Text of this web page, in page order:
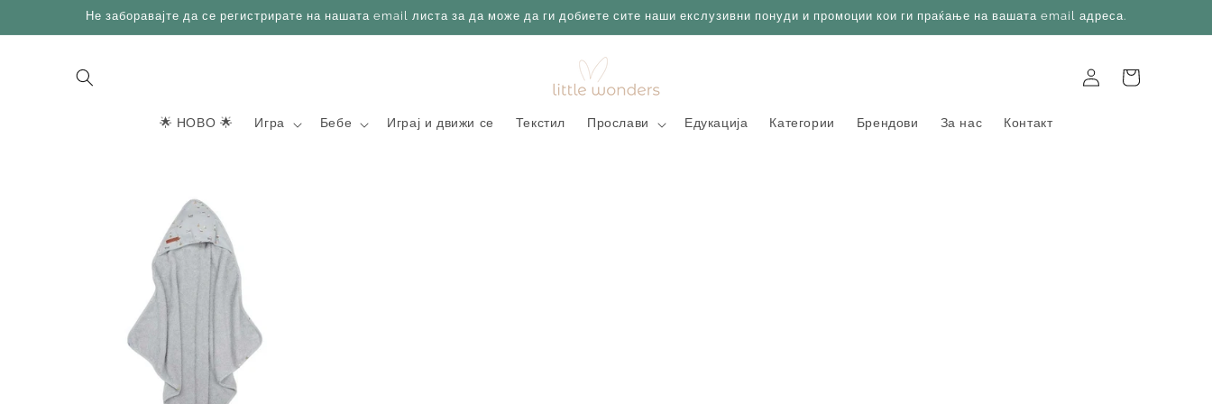
Не заборавајте да се регистрирате на нашата email листа за да може да ги добиете сите наши екслузивни понуди и промоции кои ги праќање на вашата email адреса.
🌟 НОВО 🌟 Игра Бебе Играј и движи се Текстил Прослави Едукација Категории Брендови За нас Контакт
in
Корпа